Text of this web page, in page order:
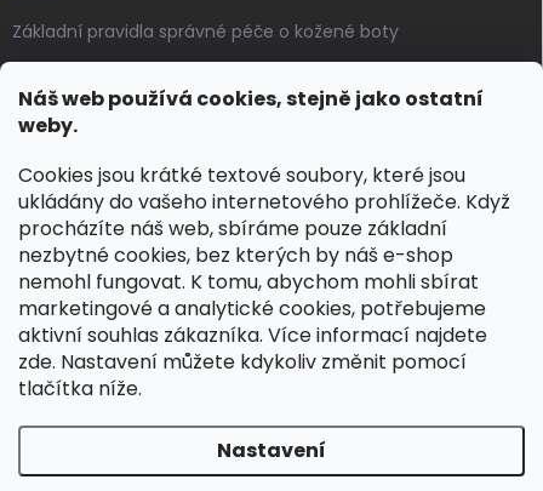
Náš web používá cookies, stejně jako ostatní
weby.
Cookies jsou krátké textové soubory, které jsou
ukládány do vašeho internetového prohlížeče. Když
procházíte náš web, sbíráme pouze základní
nezbytné cookies, bez kterých by náš e-shop
nemohl fungovat. K tomu, abychom mohli sbírat
marketingové a analytické cookies, potřebujeme
aktivní souhlas zákazníka. Více informací najdete
zde. Nastavení můžete kdykoliv změnit pomocí
tlačítka níže.
Nastavení
Základní pravidla správné péče o kožené boty
Výroba českých kožených opasků: vůně pravé kůže, dotek
řemesla
KONTAKT
dotazy@spongr.cz
+420 776 663 962
https://www.facebook.com/spongr.cz
spongr.cz